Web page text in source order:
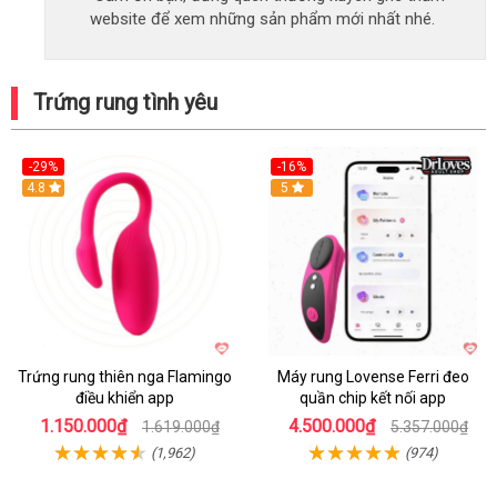
website để xem những sản phẩm mới nhất nhé.
Trứng rung tình yêu
-29%
Hot
4.8
Trứng rung thiên nga Flamingo
điều khiển app
1.150.000₫ 1.619.000₫
(1,962)
-16%
Hot
5
Máy rung Lovense Ferri đeo
quần chip kết nối app
4.500.000₫ 5.357.000₫
(974)